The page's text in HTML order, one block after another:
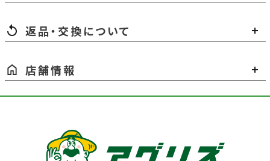
返品・交換について
店舗情報